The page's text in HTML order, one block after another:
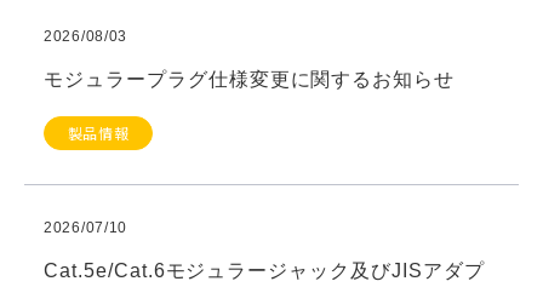
2026/08/03
モジュラープラグ仕様変更に関するお知らせ
製品情報
2026/07/10
Cat.5e/Cat.6モジュラージャック及びJISアダプ